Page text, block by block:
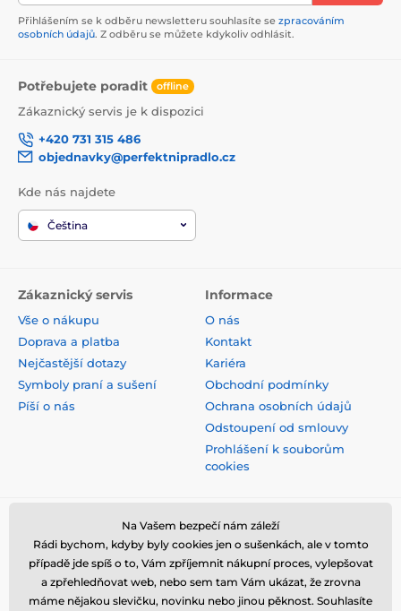
Přihlášením se k odběru newsletteru souhlasíte se zpracováním
osobních údajů. Z odběru se můžete kdykoliv odhlásit.
Potřebujete poradit offline
Zákaznický servis je k dispozici
+420 731 315 486
objednavky@perfektnipradlo.cz
Kde nás najdete
Čeština
Zákaznický servis
Vše o nákupu
Doprava a platba
Nejčastější dotazy
Symboly praní a sušení
Píší o nás
Informace
O nás
Kontakt
Kariéra
Obchodní podmínky
Ochrana osobních údajů
Odstoupení od smlouvy
Prohlášení k souborům
cookies
Bezpečná platba kartou
Na Vašem bezpečí nám záleží
Rádi bychom, kdyby byly cookies jen o sušenkách, ale v tomto
případě jde spíš o to, Vám zpříjemnit nákupní proces, vylepšovat
a zpřehledňovat web, nebo sem tam Vám ukázat, že zrovna
máme nějakou slevičku, novinku nebo jinou pěknost. Souhlasíte